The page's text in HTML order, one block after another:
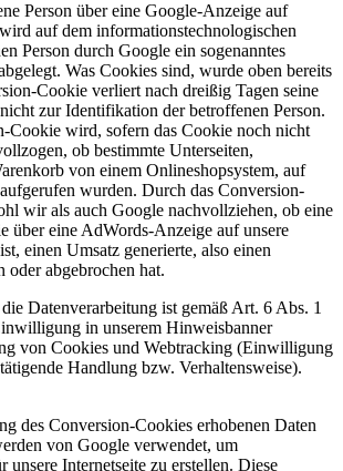
Person über eine Google-Anzeige auf
auf dem informationstechnologischen
Person durch Google ein sogenanntes
Was Cookies sind, wurde oben bereits
Cookie verliert nach dreißig Tagen seine
zur Identifikation der betroffenen Person.
Cookie wird, sofern das Cookie noch nicht
ob bestimmte Unterseiten,
von einem Onlineshopsystem, auf
wurden. Durch das Conversion-
wir als auch Google nachvollziehen, ob eine
über eine AdWords-Anzeige auf unsere
einen Umsatz generierte, also einen
oder abgebrochen hat.
Datenverarbeitung ist gemäß Art. 6 Abs. 1
in unserem Hinweisbanner
von Cookies und Webtracking (Einwilligung
Handlung bzw. Verhaltensweise).
des Conversion-Cookies erhobenen Daten
von Google verwendet, um
unsere Internetseite zu erstellen. Diese